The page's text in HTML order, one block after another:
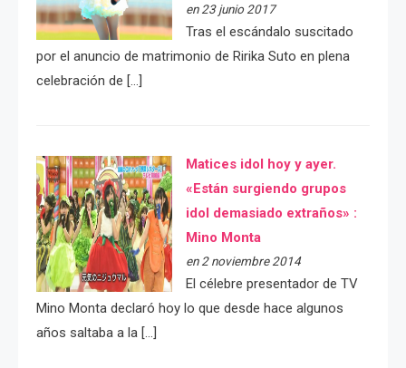
en 23 junio 2017
Tras el escándalo suscitado
por el anuncio de matrimonio de Ririka Suto en plena
celebración de […]
Matices idol hoy y ayer.
«Están surgiendo grupos
idol demasiado extraños» :
Mino Monta
en 2 noviembre 2014
El célebre presentador de TV
Mino Monta declaró hoy lo que desde hace algunos
años saltaba a la […]